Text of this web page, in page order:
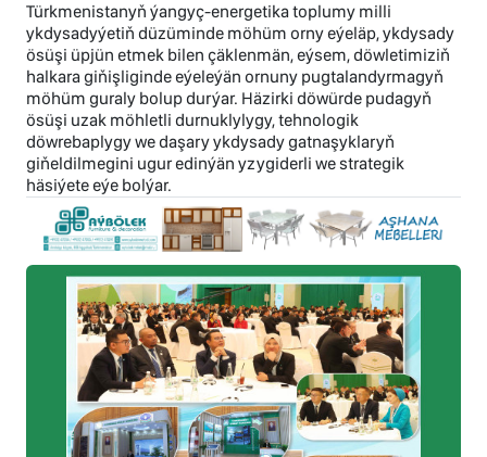
Türkmenistanyň ýangyç-energetika toplumy milli
ykdysadyýetiň düzüminde möhüm orny eýeläp, ykdysady
ösüşi üpjün etmek bilen çäklenmän, eýsem, döwletimiziň
halkara giňişliginde eýeleýän ornuny pugtalandyrmagyň
möhüm guraly bolup durýar. Häzirki döwürde pudagyň
ösüşi uzak möhletli durnuklylygy, tehnologik
döwrebaplygy we daşary ykdysady gatnaşyklaryň
giňeldilmegini ugur edinýän yzygiderli we strategik
häsiýete eýe bolýar.